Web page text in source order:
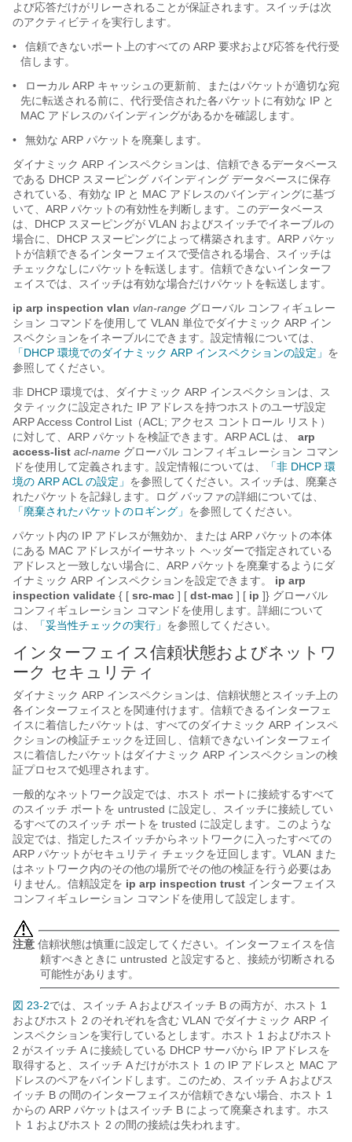
よび応答だけがリレーされることが保証されます。スイッチは次
のアクティビティを実行します。
•
信頼できないポート上のすべての ARP 要求および応答を代行受
信します。
•
ローカル ARP キャッシュの更新前、またはパケットが適切な宛
先に転送される前に、代行受信された各パケットに有効な IP と
MAC アドレスのバインディングがあるかを確認します。
•
無効な ARP パケットを廃棄します。
ダイナミック ARP インスペクションは、信頼できるデータベース
である DHCP スヌーピング バインディング データベースに保存
されている、有効な IP と MAC アドレスのバインディングに基づ
いて、ARP パケットの有効性を判断します。
このデータベース
は、DHCP スヌーピングが VLAN およびスイッチでイネーブルの
場合に、DHCP スヌーピングによって構築されます。ARP パケッ
トが信頼できるインターフェイスで受信される場合、スイッチは
チェックなしにパケットを転送します。信頼できないインターフ
ェイスでは、スイッチは有効な場合だけパケットを転送します。
ip arp inspection vlan vlan-range グローバル コンフィギュレー
ション コマンドを使用して VLAN 単位でダイナミック ARP イン
スペクションをイネーブルにできます。設定情報については、
「DHCP 環境でのダイナミック ARP インスペクションの設定」 を
参照してください。
非 DHCP 環境では、ダイナミック ARP インスペクションは、ス
タティックに設定された IP アドレスを持つホストのユーザ設定
ARP Access Control List（ACL; アクセス コントロール リスト）
に対して、ARP パケットを検証できます。ARP ACL は、
arp
access-list acl-name グローバル コンフィギュレーション コマン
ドを使用して定義されます。設定情報については、
「非 DHCP 環
境の ARP ACL の設定」 を参照してください。スイッチは、廃棄さ
れたパケットを記録します。ログ バッファの詳細については、
「廃棄されたパケットのロギング」 を参照してください。
パケット内の IP アドレスが無効か、または ARP パケットの本体
にある MAC アドレスがイーサネット ヘッダーで指定されている
アドレスと一致しない場合に、ARP パケットを廃棄するようにダ
イナミック ARP インスペクションを設定できます。
ip arp
inspection validate { [ src-mac ] [ dst-mac ] [ ip ]} グローバル
コンフィギュレーション コマンドを使用します。詳細について
は、
「妥当性チェックの実行」 を参照してください。
インターフェイス信頼状態およびネットワ
ーク セキュリティ
ダイナミック ARP インスペクションは、信頼状態とスイッチ上の
各インターフェイスとを関連付けます。信頼できるインターフェ
イスに着信したパケットは、すべてのダイナミック ARP インスペ
クションの検証チェックを迂回し、信頼できないインターフェイ
スに着信したパケットはダイナミック ARP インスペクションの検
証プロセスで処理されます。
一般的なネットワーク設定では、ホスト ポートに接続するすべて
のスイッチ ポートを untrusted に設定し、スイッチに接続してい
るすべてのスイッチ ポートを trusted に設定します。このような
設定では、指定したスイッチからネットワークに入ったすべての
ARP パケットがセキュリティ チェックを迂回します。VLAN また
はネットワーク内のその他の場所でその他の検証を行う必要はあ
りません。信頼設定を ip arp inspection trust インターフェイス
コンフィギュレーション コマンドを使用して設定します。
注意 信頼状態は慎重に設定してください。インターフェイスを信
頼すべきときに untrusted と設定すると、接続が切断される
可能性があります。
図 23-2では、スイッチ A およびスイッチ B の両方が、ホスト 1
およびホスト 2 のそれぞれを含む VLAN でダイナミック ARP イ
ンスペクションを実行しているとします。ホスト 1 およびホスト
2 がスイッチ A に接続している DHCP サーバから IP アドレスを
取得すると、スイッチ A だけがホスト 1 の IP アドレスと MAC ア
ドレスのペアをバインドします。このため、スイッチ A およびス
イッチ B の間のインターフェイスが信頼できない場合、ホスト 1
からの ARP パケットはスイッチ B によって廃棄されます。ホス
ト 1 およびホスト 2 の間の接続は失われます。